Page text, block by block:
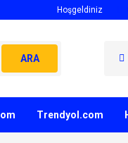
Hoşgeldiniz
ARA
Trendyol.com